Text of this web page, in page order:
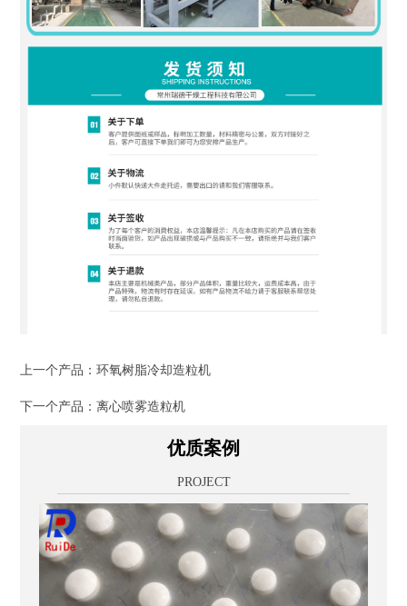
上一个产品：环氧树脂冷却造粒机
下一个产品：离心喷雾造粒机
优质案例
PROJECT